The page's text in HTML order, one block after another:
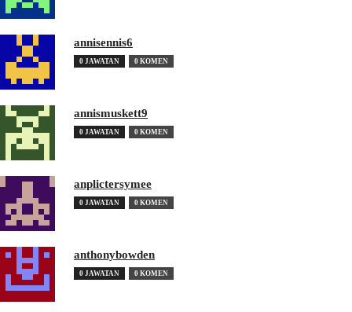
annisennis6
0 JAWATAN 0 KOMEN
annismuskett9
0 JAWATAN 0 KOMEN
anplictersymee
0 JAWATAN 0 KOMEN
anthonybowden
0 JAWATAN 0 KOMEN